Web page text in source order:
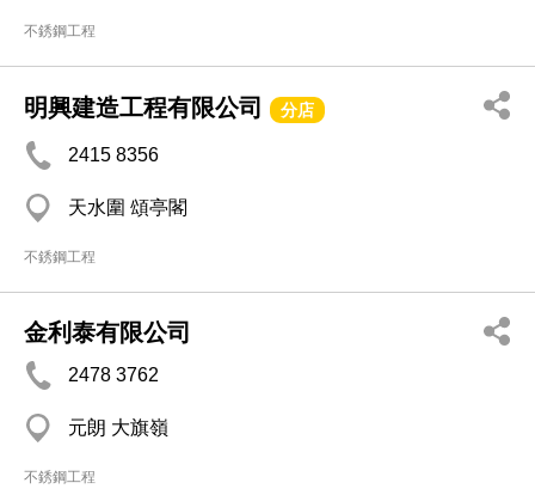
不銹鋼工程
明興建造工程有限公司 分店
2415 8356
天水圍 頌亭閣
不銹鋼工程
金利泰有限公司
2478 3762
元朗 大旗嶺
不銹鋼工程